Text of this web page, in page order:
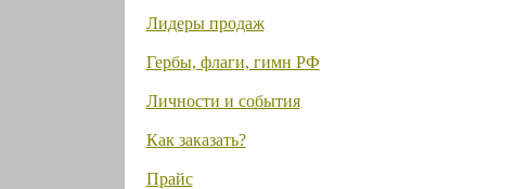
Лидеры продаж
Гербы, флаги, гимн РФ
Личности и события
Как заказать?
Прайс